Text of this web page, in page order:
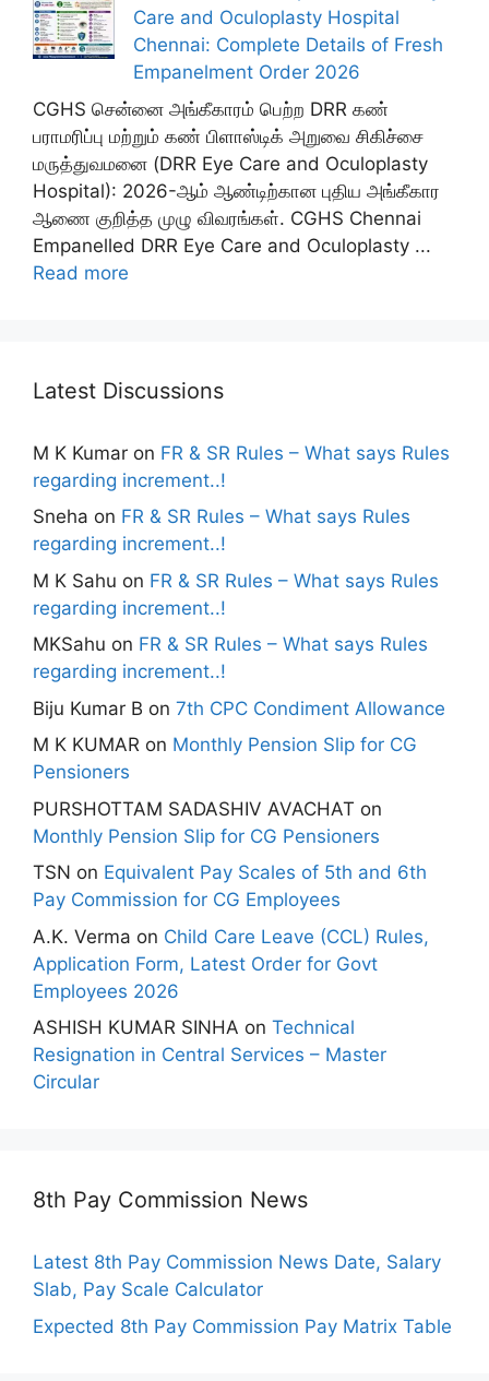
Care and Oculoplasty Hospital
Chennai: Complete Details of Fresh
Empanelment Order 2026
CGHS சென்னை அங்கீகாரம் பெற்ற DRR கண்
பராமரிப்பு மற்றும் கண் பிளாஸ்டிக் அறுவை சிகிச்சை
மருத்துவமனை (DRR Eye Care and Oculoplasty
Hospital): 2026-ஆம் ஆண்டிற்கான புதிய அங்கீகார
ஆணை குறித்த முழு விவரங்கள். CGHS Chennai
Empanelled DRR Eye Care and Oculoplasty ...
Read more
Latest Discussions
M K Kumar on FR & SR Rules – What says Rules
regarding increment..!
Sneha on FR & SR Rules – What says Rules
regarding increment..!
M K Sahu on FR & SR Rules – What says Rules
regarding increment..!
MKSahu on FR & SR Rules – What says Rules
regarding increment..!
Biju Kumar B on 7th CPC Condiment Allowance
M K KUMAR on Monthly Pension Slip for CG
Pensioners
PURSHOTTAM SADASHIV AVACHAT on
Monthly Pension Slip for CG Pensioners
TSN on Equivalent Pay Scales of 5th and 6th
Pay Commission for CG Employees
A.K. Verma on Child Care Leave (CCL) Rules,
Application Form, Latest Order for Govt
Employees 2026
ASHISH KUMAR SINHA on Technical
Resignation in Central Services – Master
Circular
8th Pay Commission News
Latest 8th Pay Commission News Date, Salary
Slab, Pay Scale Calculator
Expected 8th Pay Commission Pay Matrix Table